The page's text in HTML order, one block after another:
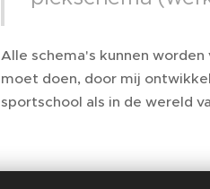
Alle schema's kunnen
moet doen, door mij
sportschool als in de wereld